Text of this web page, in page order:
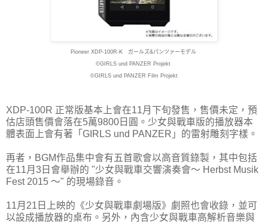
Pioneer XDP-100R-K ガールズ&パンツァーモデル
©GIRLS und PANZER Projekt
©GIRLS und PANZER Film Projekt
XDP-100R 正常版基本上會在11月下旬發售，售價未定，預
估店頭售價會落在5萬9800日圓。少女與戰車版的播放器本
體表面上會有著「GIRLS und PANZER」的雷射雕刻字樣。
再者，BGM作品集中會有五首歌會以高音質錄製，其中包括
在11月3日會舉辦的 "少女與戰車交響演奏會～ Herbst Musik
Fest 2015 ～" 的現場錄音。
11月21日上映的《少女與戰車劇場版》劇照也會收錄，並可
以設成播放器的桌布。另外，內含少女與戰車高解析音樂與